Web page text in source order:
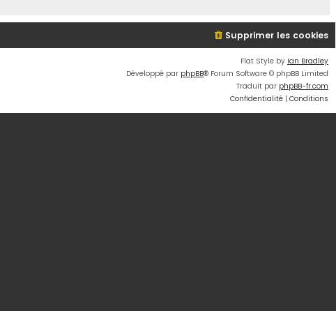
Supprimer les cookies
Flat Style by Ian Bradley
Développé par phpBB® Forum Software © phpBB Limited
Traduit par phpBB-fr.com
Confidentialité | Conditions